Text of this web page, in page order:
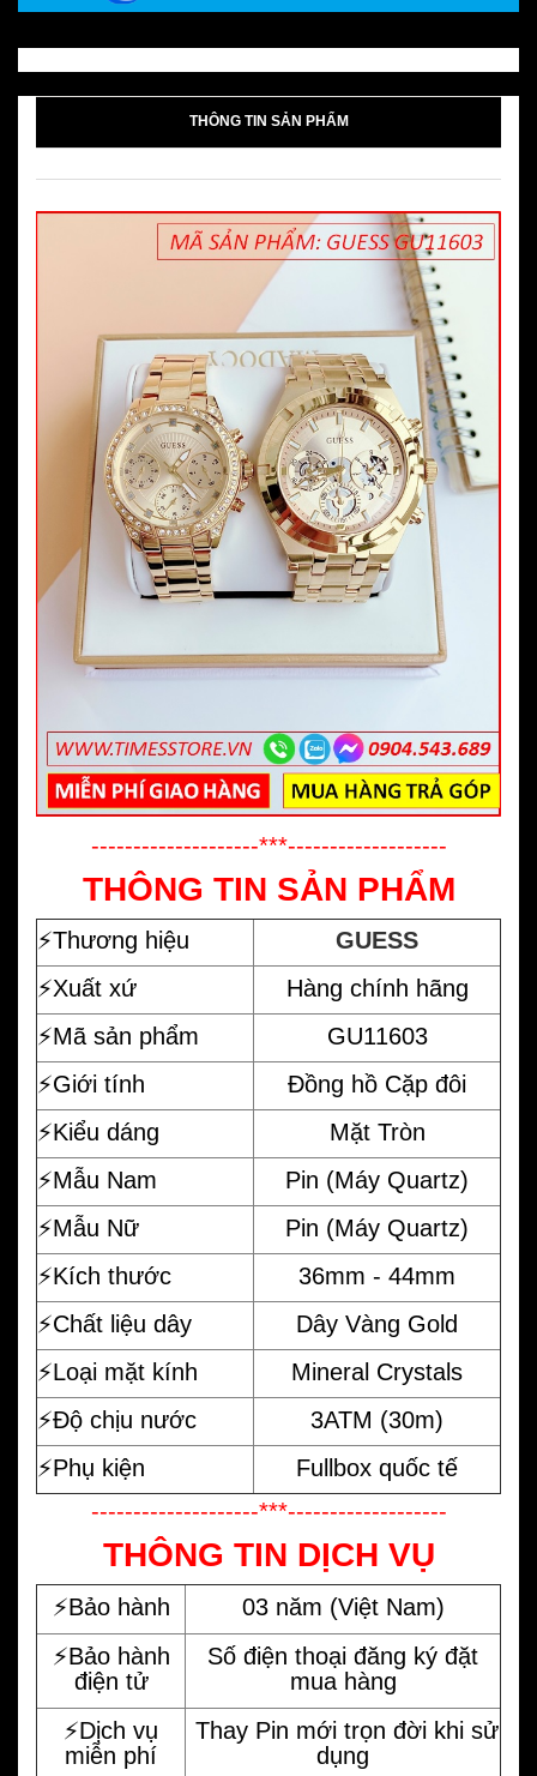
THÔNG TIN SẢN PHẨM
--------------------***-------------------
THÔNG TIN SẢN PHẨM
⚡️Thương hiệu
GUESS
⚡️Xuất xứ
Hàng chính hãng
⚡️Mã sản phẩm
GU11603
⚡️Giới tính
Đồng hồ Cặp đôi
⚡️Kiểu dáng
Mặt Tròn
⚡️Mẫu Nam
Pin (Máy Quartz)
⚡️Mẫu Nữ
Pin (Máy Quartz)
⚡️Kích thước
36mm - 44mm
⚡️Chất liệu dây
Dây Vàng Gold
⚡️Loại mặt kính
Mineral Crystals
⚡️Độ chịu nước
3ATM (30m)
⚡️Phụ kiện
Fullbox quốc tế
--------------------***-------------------
THÔNG TIN DỊCH VỤ
⚡️Bảo hành
03 năm (Việt Nam)
⚡️Bảo hành
điện tử
Số điện thoại đăng ký đặt
mua hàng
⚡️Dịch vụ
miễn phí
Thay Pin mới trọn đời khi sử
dụng